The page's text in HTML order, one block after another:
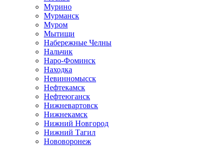
Мурино
Мурманск
Муром
Мытищи
Набережные Челны
Нальчик
Наро-Фоминск
Находка
Невинномысск
Нефтекамск
Нефтеюганск
Нижневартовск
Нижнекамск
Нижний Новгород
Нижний Тагил
Нововоронеж